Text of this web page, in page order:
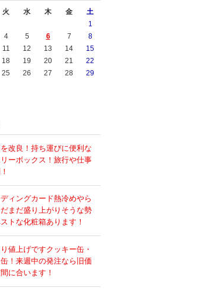
火 水 木 金 土
1
4 5 6 7
8
11 12 13 14
15
18 19 20 21
22
25 26 27 28
29
改良！持ち運びに便利な
ーボックス！旅行や仕事
ディングカード熱冷めやら
まだ盛り上がりそうな勢
トな化粧箱あります！
値上げですクッキー缶・
！来週中の発注なら旧価
に合います！